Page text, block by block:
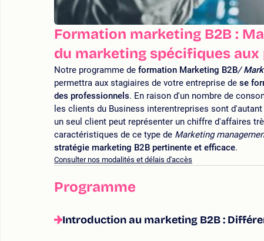
Formation marketing B2B :
du marketing spécifiques
Notre programme de formation Marketing B2B/
permettra aux stagiaires de votre entreprise de se
des professionnels. En raison d'un nombre de
les clients du Business interentreprises sont
un seul client peut représenter un chiffre d'affaires
caractéristiques de ce type de Marketing
stratégie marketing B2B pertinente et efficace.
Consulter nos modalités et délais d'accès
Programme
Introduction au marketing B2B :